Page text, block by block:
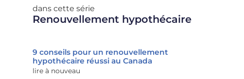
dans cette série
Renouvellement hypothécaire
9 conseils pour un renouvellement
hypothécaire réussi au Canada
lire à nouveau